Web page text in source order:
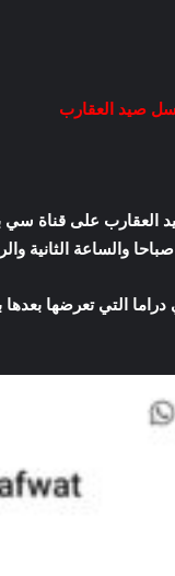
صيد العقارب
على قناة سي
والساعة الثانية
التي تعرضها